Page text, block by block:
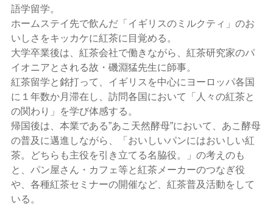
語学留学。
ホームステイ先で飲んだ「イギリスのミルクティ」のお
いしさをキッカケに紅茶に目覚める。
大学卒業後は、紅茶会社で働きながら、紅茶研究家のパ
イオニアとされる故・磯淵猛先生に師事。
紅茶留学と銘打って、イギリスを中心にヨーロッパ各国
に１年数か月滞在し、訪問各国において「人々の紅茶と
の関わり」を学び体感する。
帰国後は、本業である”あこ天然酵母”において、あこ酵母
の普及に邁進しながら、「おいしいパンにはおいしい紅
茶。どちらも主役を引き立てる名脇役。」の考えのも
と、パン屋さん・カフェ等と紅茶メーカーのつなぎ役
や、各種紅茶セミナーの開催など、紅茶普及活動をして
いる。